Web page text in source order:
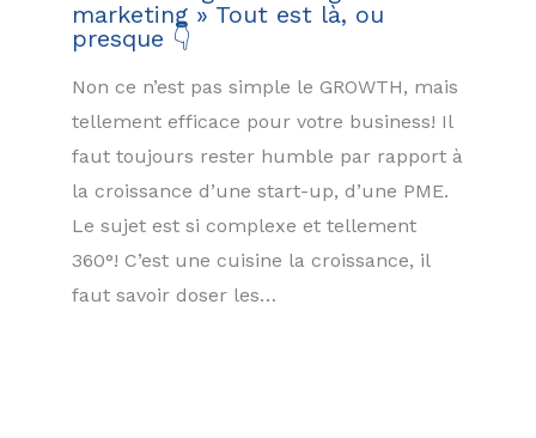
marketing » Tout est là, ou
presque 👇
Non ce n’est pas simple le GROWTH, mais
tellement efficace pour votre business! Il
faut toujours rester humble par rapport à
la croissance d’une start-up, d’une PME.
Le sujet est si complexe et tellement
360°! C’est une cuisine la croissance, il
faut savoir doser les…